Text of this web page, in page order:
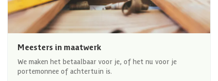
Meesters in maatwerk
We maken het betaalbaar voor je, of het nu voor je
portemonnee of achtertuin is.